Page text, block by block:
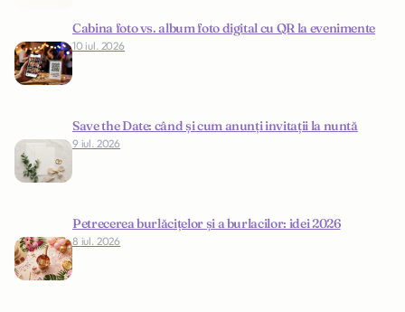
Cabina foto vs. album foto digital cu QR la evenimente
10 iul. 2026
Save the Date: când și cum anunți invitații la nuntă
9 iul. 2026
Petrecerea burlăcițelor și a burlacilor: idei 2026
8 iul. 2026